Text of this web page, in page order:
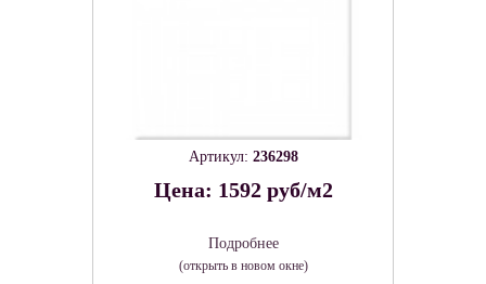
Артикул: 236298
Цена: 1592 руб/м2
Подробнее
(открыть в новом окне)